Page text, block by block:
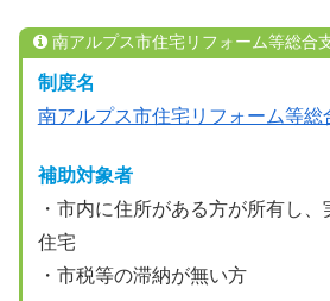
南アルプス市住宅リフォーム等総合
制度名
南アルプス市住宅リフォーム等総
補助対象者
・市内に住所がある方が所有し
住宅
・市税等の滞納が無い方